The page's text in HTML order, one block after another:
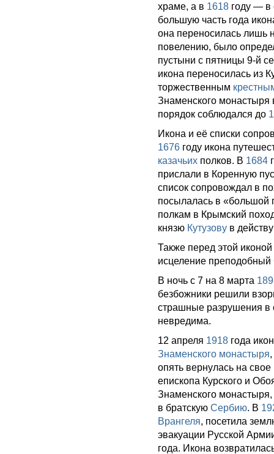
храме, а в 1618 году — в
большую часть года
она переносилась лишь
повелению, было
пустыни с пятницы 9-й
икона переносилась из
торжественным
Знаменского монастыря
порядок соблюдался до
Икона и её списки
1676 году икона
казачьих полков. В 1684
прислали в Коренную
список сопровождал в
посылалась в «большой
полкам в Крымский
князю Кутузову в
Также перед этой
исцеление преподобный
В ночь с 7 на 8 марта
безбожники решили
страшные разрушения в
невредима.
12 апреля 1918 года
Знаменского монастыря
опять вернулась на
епископа Курского и
Знаменского
в братскую Сербию. В
Врангеля, посетила
эвакуации Русской
года. Икона